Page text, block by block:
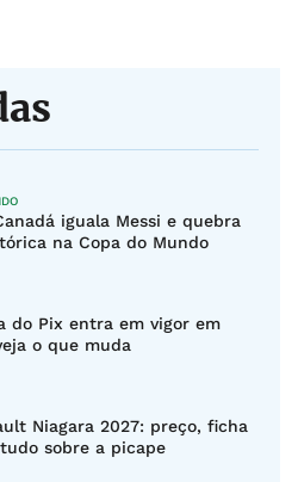
iguala Messi e quebra
na Copa do Mundo
do Pix entra em vigor em
o que muda
Niagara 2027: preço, ficha
sobre a picape